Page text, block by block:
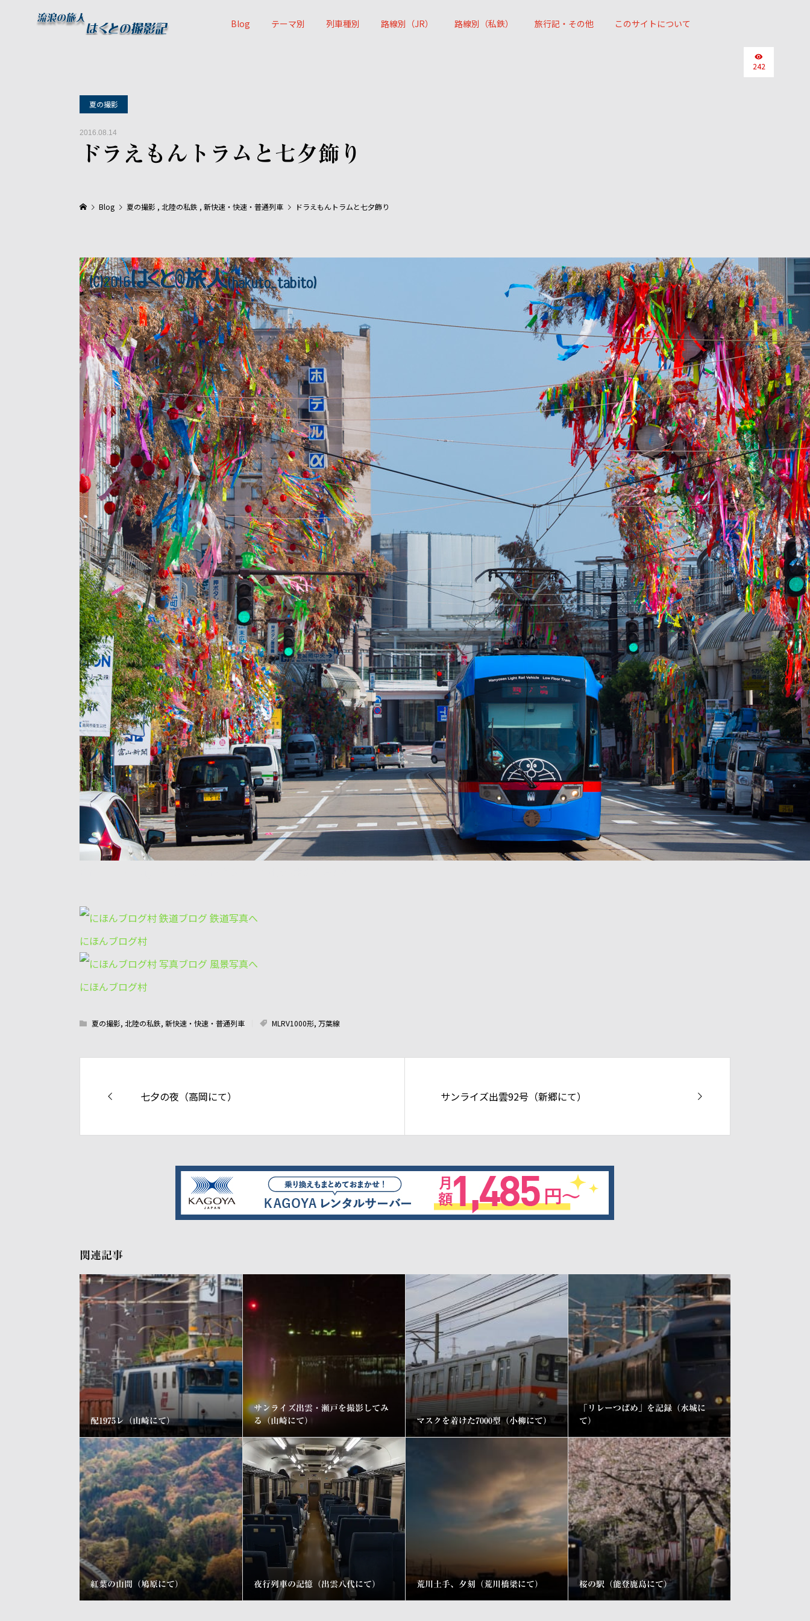
Blog テーマ別 列車種別 路線別（JR） 路線別（私鉄） 旅行記・その他 このサイトについて
夏の撮影
2016.08.14
ドラえもんトラムと七夕飾り
242
Blog 夏の撮影 , 北陸の私鉄 , 新快速・快速・普通列車 ドラえもんトラムと七夕飾り
にほんブログ村
にほんブログ村
夏の撮影, 北陸の私鉄, 新快速・快速・普通列車 MLRV1000形, 万葉線
七夕の夜（高岡にて） サンライズ出雲92号（新郷にて）
関連記事
配1975レ（山崎にて）
サンライズ出雲・瀬戸を撮影してみ
る（山崎にて）
マスクを着けた7000型（小柳にて）
「リレーつばめ」を記録（水城に
て）
紅葉の山間（鳩原にて） 夜行列車の記憶（出雲八代にて） 荒川土手、夕刻（荒川橋梁にて） 桜の駅（能登鹿島にて）